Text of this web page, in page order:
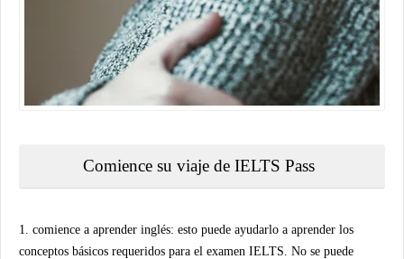
Comience su viaje de IELTS Pass
1. comience a aprender inglés: esto puede ayudarlo a aprender los
conceptos básicos requeridos para el examen IELTS. No se puede